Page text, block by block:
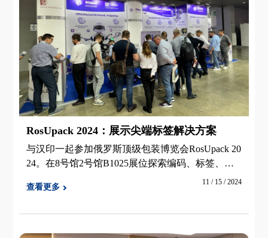
RosUpack 2024：展示尖端标签解决方案
与汉印一起参加俄罗斯顶级包装博览会RosUpack 20
24。在8号馆2号馆B1025展位探索编码、标签、条
查看更多
11 / 15 / 2024